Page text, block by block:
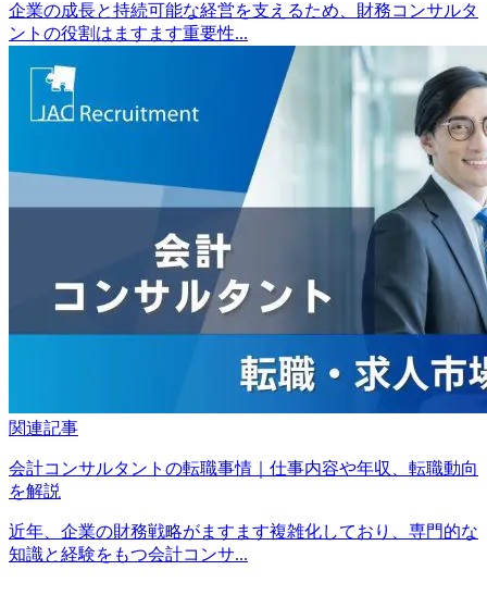
企業の成長と持続可能な経営を支えるため、財務コンサルタ
ントの役割はますます重要性...
関連記事
会計コンサルタントの転職事情｜仕事内容や年収、転職動向
を解説
近年、企業の財務戦略がますます複雑化しており、専門的な
知識と経験をもつ会計コンサ...